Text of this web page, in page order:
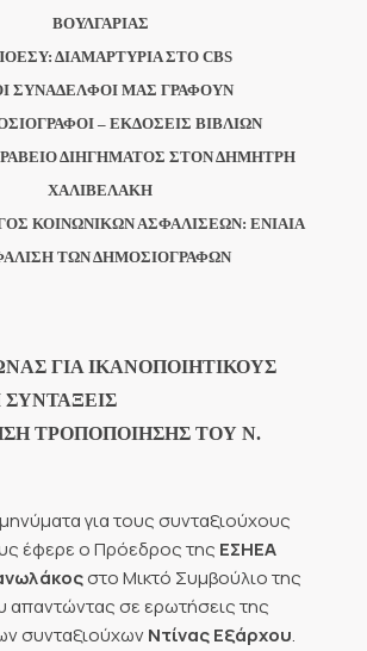
ΒΟΥΛΓΑΡΙΑΣ
ΔΙΑΜΑΡΤΥΡΙΑ ΣΤΟ CBS
ΣΥΝΑΔΕΛΦΟΙ ΜΑΣ ΓΡΑΦΟΥΝ
– ΕΚΔΟΣΕΙΣ ΒΙΒΛΙΩΝ
ΔΙΗΓΗΜΑΤΟΣ ΣΤΟΝ ΔΗΜΗΤΡΗ
ΧΑΛΙΒΕΛΑΚΗ
ΚΟΙΝΩΝΙΚΩΝ ΑΣΦΑΛΙΣΕΩΝ: ΕΝΙΑΙΑ
ΤΩΝ ΔΗΜΟΣΙΟΓΡΑΦΩΝ
ΓΙΑ ΙΚΑΝΟΠΟΙΗΤΙΚΟΥΣ
ΤΡΟΠΟΠΟΙΗΣΗΣ ΤΟΥ Ν.
για τους συνταξιούχους
έφερε ο Πρόεδρος της ΕΣΗΕΑ
στο Μικτό Συμβούλιο της
απαντώντας σε ερωτήσεις της
συνταξιούχωνΝτίνας Εξάρχου.